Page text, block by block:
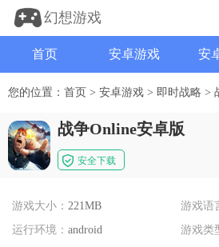
幻想游戏
首页 安卓游戏 安
您的位置： 首页 > 安卓游戏 > 即时战略 >
战争Online安卓版
安全下载
游戏大小： 221MB 游戏语
运行环境： android 游戏类